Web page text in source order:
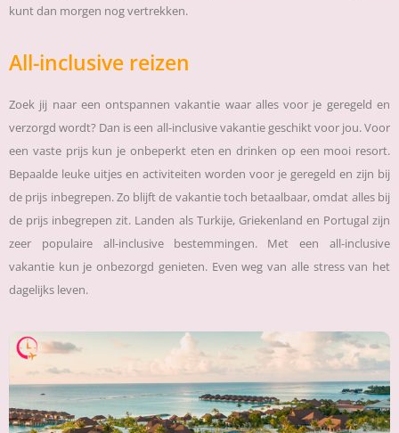
kunt dan morgen nog vertrekken.
All-inclusive reizen
Zoek jij naar een ontspannen vakantie waar alles voor je geregeld en
verzorgd wordt? Dan is een all-inclusive vakantie geschikt voor jou. Voor
een vaste prijs kun je onbeperkt eten en drinken op een mooi resort.
Bepaalde leuke uitjes en activiteiten worden voor je geregeld en zijn bij
de prijs inbegrepen. Zo blijft de vakantie toch betaalbaar, omdat alles bij
de prijs inbegrepen zit. Landen als Turkije, Griekenland en Portugal zijn
zeer populaire all-inclusive bestemmingen. Met een all-inclusive
vakantie kun je onbezorgd genieten. Even weg van alle stress van het
dagelijks leven.